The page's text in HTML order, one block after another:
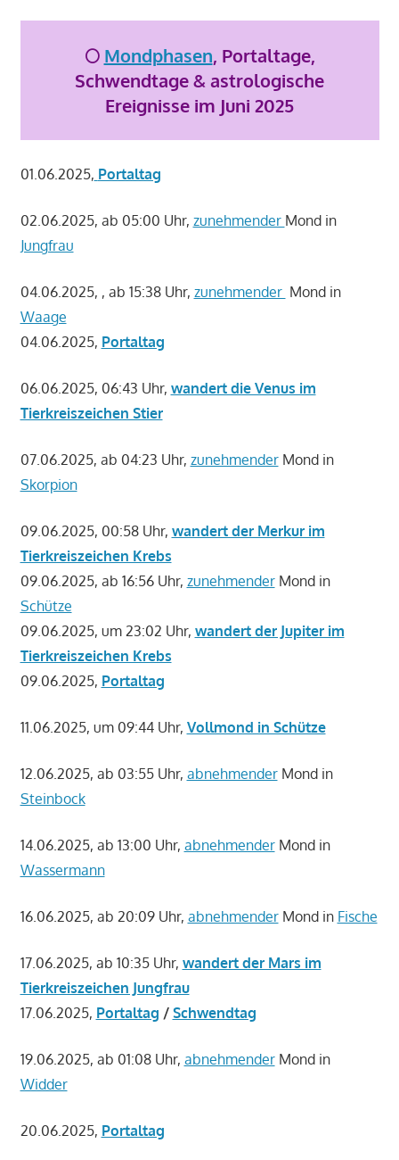
🌕 Mondphasen, Portaltage,
Schwendtage & astrologische
Ereignisse im Juni 2025
01.06.2025, Portaltag
02.06.2025, ab 05:00 Uhr, zunehmender Mond in
Jungfrau
04.06.2025, , ab 15:38 Uhr, zunehmender Mond in
Waage
04.06.2025, Portaltag
06.06.2025, 06:43 Uhr, wandert die Venus im
Tierkreiszeichen Stier
07.06.2025, ab 04:23 Uhr, zunehmenderMond in
Skorpion
09.06.2025, 00:58 Uhr, wandert der Merkur im
Tierkreiszeichen Krebs
09.06.2025, ab 16:56 Uhr, zunehmenderMond in
Schütze
09.06.2025, um 23:02 Uhr, wandert der Jupiter im
Tierkreiszeichen Krebs
09.06.2025, Portaltag
11.06.2025, um 09:44 Uhr, Vollmond in Schütze
12.06.2025, ab 03:55 Uhr, abnehmenderMond in
Steinbock
14.06.2025, ab 13:00 Uhr, abnehmenderMond in
Wassermann
16.06.2025, ab 20:09 Uhr, abnehmenderMond in Fische
17.06.2025, ab 10:35 Uhr, wandert der Mars im
Tierkreiszeichen Jungfrau
17.06.2025, Portaltag / Schwendtag
19.06.2025, ab 01:08 Uhr, abnehmenderMond in
Widder
20.06.2025, Portaltag